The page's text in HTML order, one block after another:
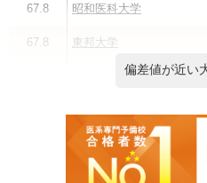
67.8 昭和医科大学
67.8 東邦大学
奈良県立医科大学
京都府立医科大学
名古屋市立大学
偏差値が近い